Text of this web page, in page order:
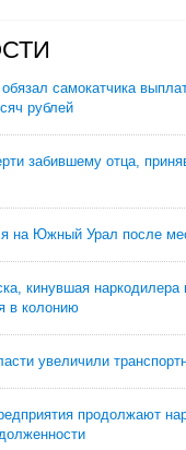
самокатчика
рублей
забившему отца,
на Южный Урал после
кинувшая наркодилера
в колонию
увеличили
продолжают